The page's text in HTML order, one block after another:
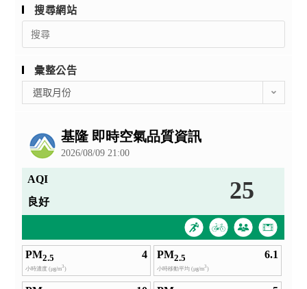
搜尋網站
Search
for:
彙整公告
整
選取月份